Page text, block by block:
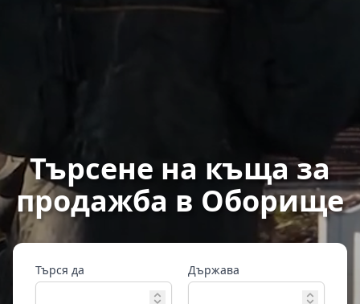
Търсене на къща за
продажба в Оборище
Търся да Държава